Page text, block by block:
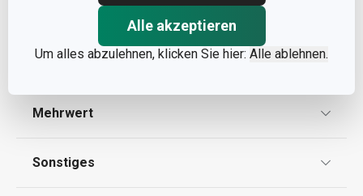
Alle akzeptieren
Um alles abzulehnen, klicken Sie hier: Alle ablehnen.
Informationen
Datenschutz
Impressum
Service
Kontaktformular
Mehrwert
Sonstiges